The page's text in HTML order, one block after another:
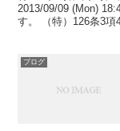
2013/09/09 (Mon)
す。 （特）126条3項
ブログ